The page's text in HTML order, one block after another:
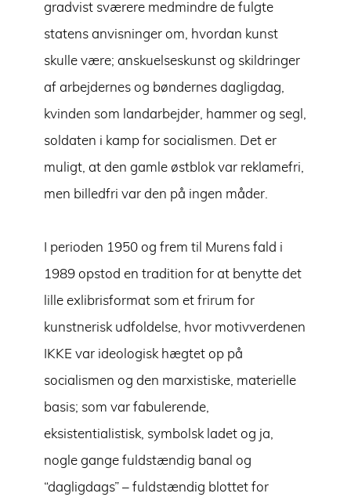
gradvist sværere medmindre de fulgte
statens anvisninger om, hvordan kunst
skulle være; anskuelseskunst og skildringer
af arbejdernes og bøndernes dagligdag,
kvinden som landarbejder, hammer og segl,
soldaten i kamp for socialismen. Det er
muligt, at den gamle østblok var reklamefri,
men billedfri var den på ingen måder.
I perioden 1950 og frem til Murens fald i
1989 opstod en tradition for at benytte det
lille exlibrisformat som et frirum for
kunstnerisk udfoldelse, hvor motivverdenen
IKKE var ideologisk hægtet op på
socialismen og den marxistiske, materielle
basis; som var fabulerende,
eksistentialistisk, symbolsk ladet og ja,
nogle gange fuldstændig banal og
“dagligdags” – fuldstændig blottet for